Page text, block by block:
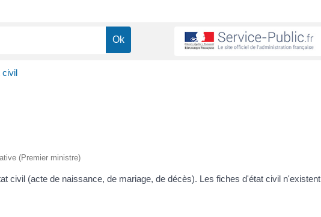
civil
(Premier ministre)
civil (acte de naissance, de mariage, de décès). Les fiches d'état civil n'existent